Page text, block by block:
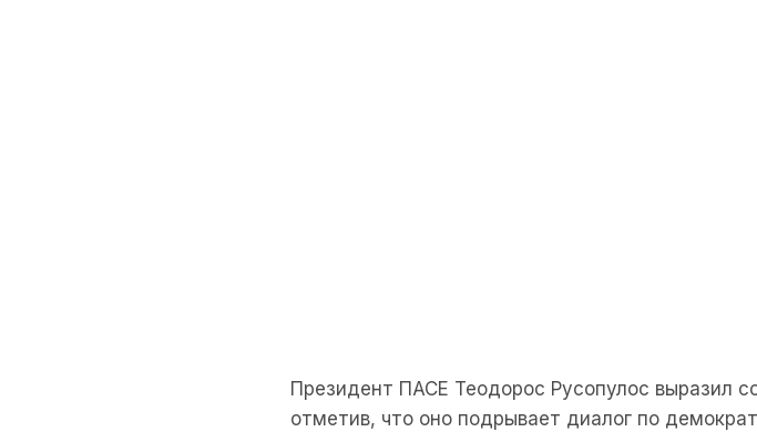
Президент ПАСЕ Теодорос Русопулос выразил
отметив, что оно подрывает диалог по